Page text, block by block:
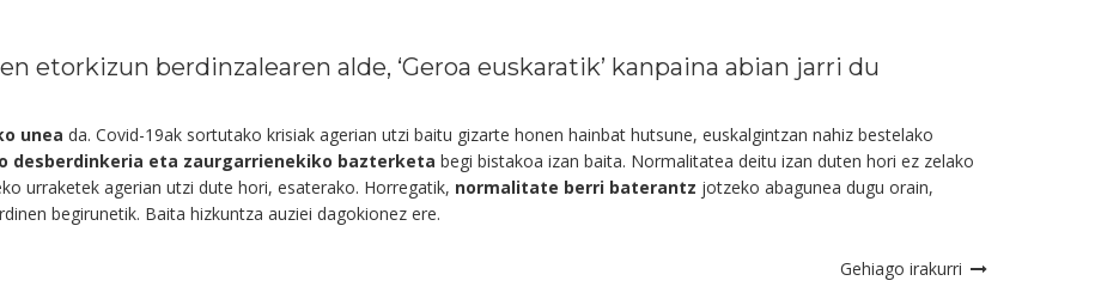
etorkizun berdinzalearen alde, ‘Geroa euskaratik’ kanpaina abian jarri du
unea da. Covid-19ak sortutako krisiak agerian utzi baitu gizarte honen hainbat hutsune, euskalgintzan nahiz bestelako
desberdinkeria eta zaurgarrienekiko bazterketa begi bistakoa izan baita. Normalitatea deitu izan duten hori ez zelako
urraketek agerian utzi dute hori, esaterako. Horregatik, normalitate berri baterantz jotzeko abagunea dugu orain,
begirunetik. Baita hizkuntza auziei dagokionez ere.
Gehiago irakurri